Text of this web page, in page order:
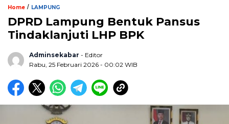
Home / LAMPUNG
DPRD Lampung Bentuk Pansus
Tindaklanjuti LHP BPK
Adminsekabar - Editor
Rabu, 25 Februari 2026 - 00:02 WIB